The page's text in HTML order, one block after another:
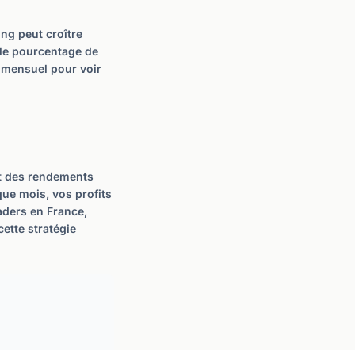
peut croître
pourcentage de
pour voir
rendements
mois, vos profits
en France,
stratégie